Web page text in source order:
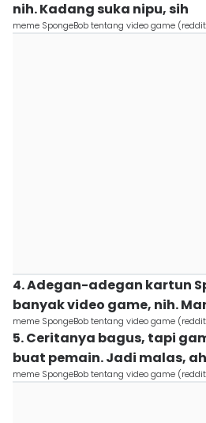
nih. Kadang suka nipu, sih
meme SpongeBob tentang video game
4. Adegan-adegan kartun
banyak video game, nih.
meme SpongeBob tentang video game
5. Ceritanya bagus, tapi
buat pemain. Jadi malas, ah
meme SpongeBob tentang video game